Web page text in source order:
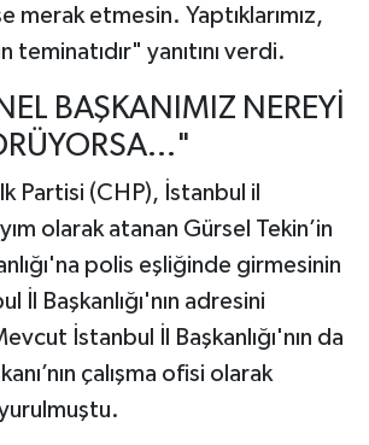
merak etmesin. Yaptıklarımız,
teminatıdır" yanıtını verdi.
BAŞKANIMIZ NEREYİ
Partisi (CHP), İstanbul il
olarak atanan Gürsel Tekin’in
polis eşliğinde girmesinin
İl Başkanlığı'nın adresini
İstanbul İl Başkanlığı'nın da
çalışma ofisi olarak